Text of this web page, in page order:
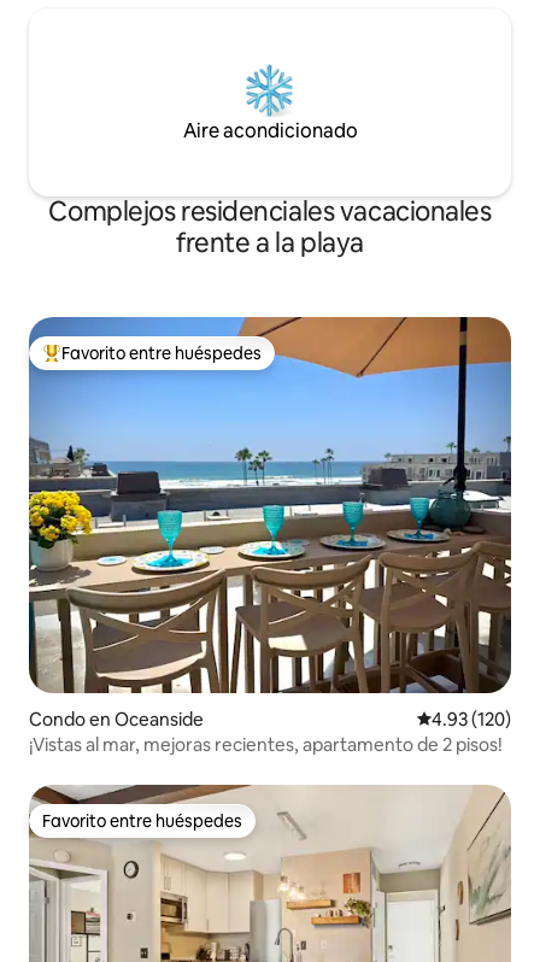
Aire acondicionado
Complejos residenciales vacacionales
frente a la playa
Favorito entre huéspedes preferido
Favorito entre huéspedes
Condo en Oceanside Calificación
4.93 (120)
¡Vistas al mar, mejoras recientes, apartamento de 2 pisos!
Favorito entre huéspedes
Favorito entre huéspedes